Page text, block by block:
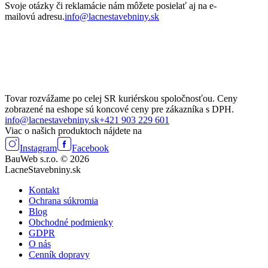
Svoje otázky či reklamácie nám môžete posielať aj na e-
mailovú adresu.info@lacnestavebniny.sk
Tovar rozvážame po celej SR kuriérskou spoločnosťou. Ceny
zobrazené na eshope sú koncové ceny pre zákazníka s DPH.
info@lacnestavebniny.sk+421 903 229 601
Viac o našich produktoch nájdete na
Instagram
Facebook
BauWeb s.r.o. © 2026
LacneStavebniny.sk
Kontakt
Ochrana súkromia
Blog
Obchodné podmienky
GDPR
O nás
Cenník dopravy